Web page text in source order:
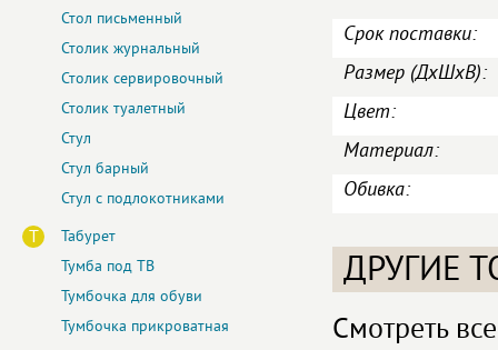
Стол письменный
Столик журнальный
Столик сервировочный
Столик туалетный
Стул
Стул барный
Стул с подлокотниками
Т
Табурет
Тумба под ТВ
Тумбочка для обуви
Тумбочка прикроватная
Срок поставки:
Размер (ДxШxВ):
Цвет:
Материал:
Обивка:
ДРУГИЕ
Смотреть